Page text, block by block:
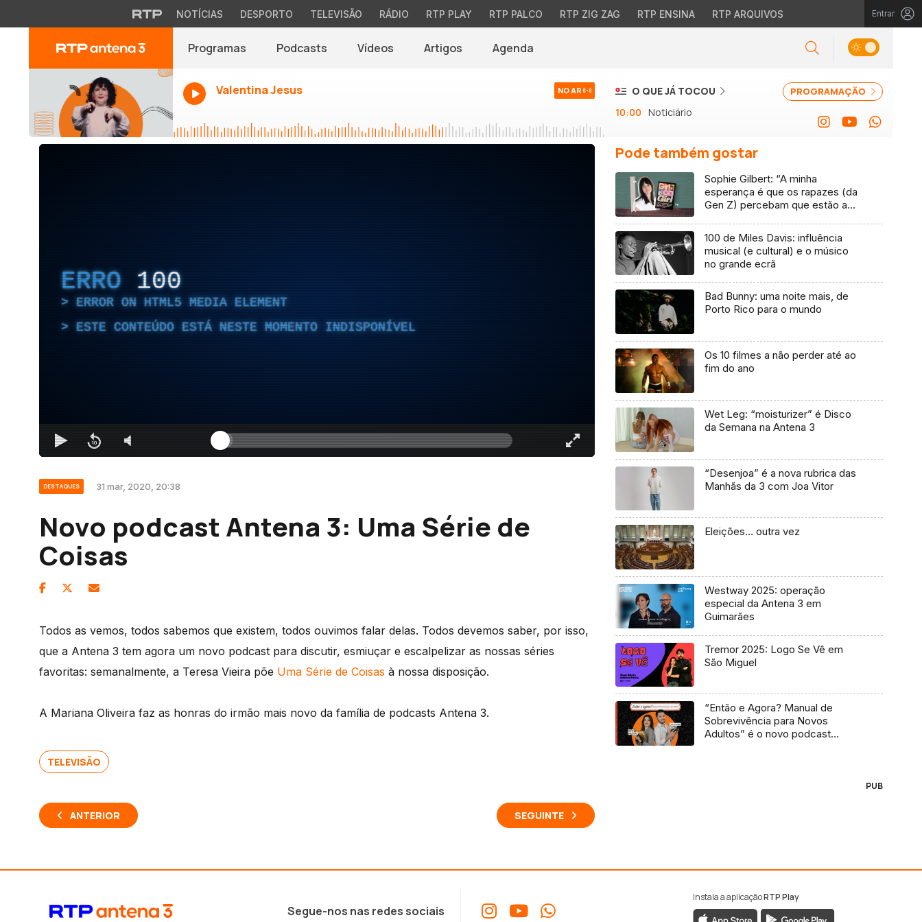
NOTÍCIAS DESPORTO TELEVISÃO RÁDIO RTP PLAY RTP PALCO RTP ZIG ZAG RTP ENSINA RTP ARQUIVOS Entrar
Programas Podcasts Vídeos Artigos Agenda
Valentina Jesus NO AR PROGRAMAÇÃO
O QUE JÁ TOCOU
10:00 Noticiário
ERRO 100
ERROR ON HTML5 MEDIA ELEMENT
ESTE CONTEÚDO ESTÁ NESTE MOMENTO INDISPONÍVEL
DESTAQUES 31 mar, 2020, 20:38
Novo podcast Antena 3: Uma Série de
Coisas
Todos as vemos, todos sabemos que existem, todos ouvimos falar delas. Todos devemos saber, por isso,
que a Antena 3 tem agora um novo podcast para discutir, esmiuçar e escalpelizar as nossas séries
favoritas: semanalmente, a Teresa Vieira põe Uma Série de Coisas à nossa disposição.
A Mariana Oliveira faz as honras do irmão mais novo da família de podcasts Antena 3.
TELEVISÃO
ANTERIOR SEGUINTE
Pode também gostar
Sophie Gilbert: “A minha
esperança é que os rapazes (da
Gen Z) percebam que estão a
100 de Miles Davis: influência
musical (e cultural) e o músico
no grande ecrã
Bad Bunny: uma noite mais, de
Porto Rico para o mundo
Os 10 filmes a não perder até ao
fim do ano
Wet Leg: “moisturizer” é Disco
da Semana na Antena 3
“Desenjoa” é a nova rubrica das
Manhãs da 3 com Joa Vitor
Eleições… outra vez
Westway 2025: operação
especial da Antena 3 em
Guimarães
Tremor 2025: Logo Se Vê em
São Miguel
“Então e Agora? Manual de
Sobrevivência para Novos
Adultos” é o novo podcast
PUB
Segue-nos nas redes sociais
Instala a aplicaçãoRTP Play